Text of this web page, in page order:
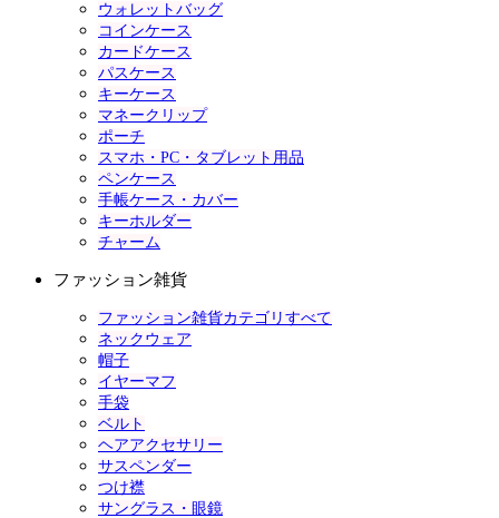
ウォレットバッグ
コインケース
カードケース
パスケース
キーケース
マネークリップ
ポーチ
スマホ・PC・タブレット用品
ペンケース
手帳ケース・カバー
キーホルダー
チャーム
ファッション雑貨
ファッション雑貨カテゴリすべて
ネックウェア
帽子
イヤーマフ
手袋
ベルト
ヘアアクセサリー
サスペンダー
つけ襟
サングラス・眼鏡